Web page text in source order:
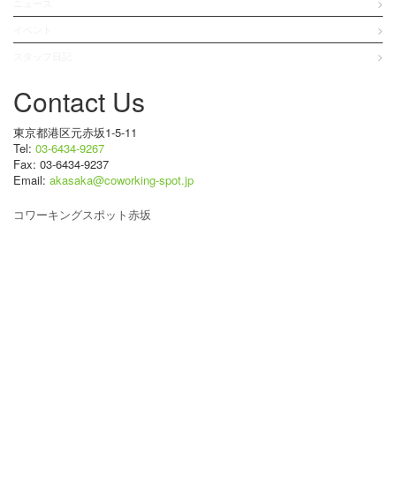
Contact Us
東京都港区元赤坂1-5-11
Tel: 03-6434-9267
Fax: 03-6434-9237
Email: akasaka@coworking-spot.jp
コワーキングスポット赤坂